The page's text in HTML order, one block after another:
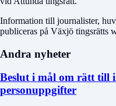
Information till journalister,
publiceras på Växjö tingsrätts
Andra nyheter
Beslut i mål om rätt till
personuppgifter